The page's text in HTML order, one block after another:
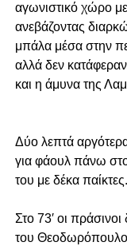
αγωνιστικό χώρο
ανεβάζοντας
μπάλα μέσα στην
αλλά δεν
και η άμυνα της
Δύο λεπτά
για φάουλ πάνω
του με δέκα παίκτες.
Στο 73′ οι
του